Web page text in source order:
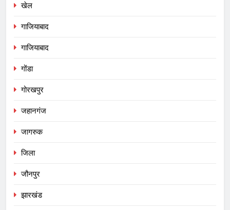
खेल
गाजियाबाद
गाजियाबाद
गोंडा
गोरखपुर
जहानगंज
जागरुक
जिला
जौनपुर
झारखंड